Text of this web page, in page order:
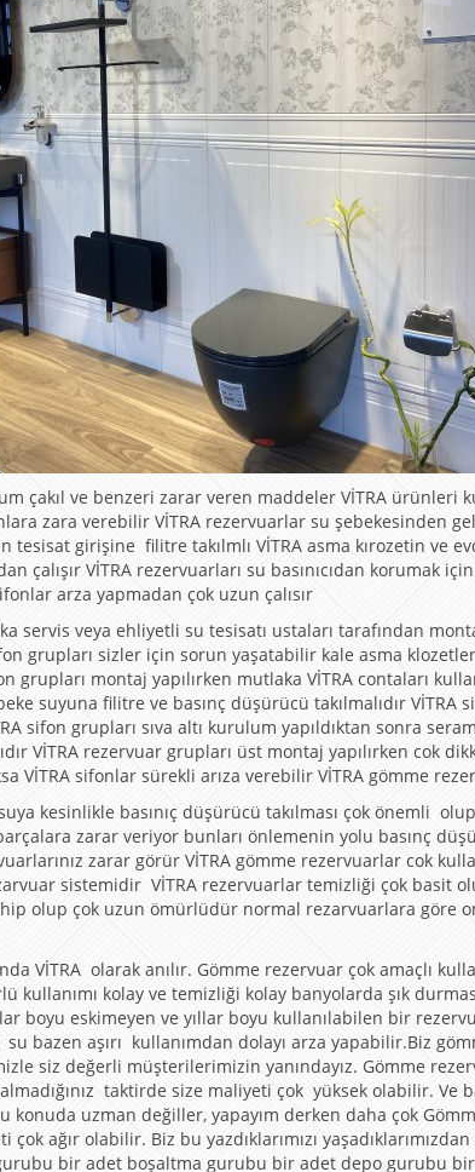
çakıl ve benzeri zarar veren maddeler VİTRA ürünleri
zara verebilir VİTRA rezervuarlar su şebekesinden
girişine filitre takılmlı VİTRA asma kırozetin ve
çalışır VİTRA rezervuarları su basınıcıdan korumak
arza yapmadan çok uzun çalısır
servis veya ehliyetli su tesisatı ustaları tarafından
grupları sizler için sorun yaşatabilir kale asma
montaj yapılırken mutlaka VİTRA contaları
suyuna filitre ve basınç düşürücü takılmalıdır VİTRA
sifon grupları sıva altı kurulum yapıldıktan sonra
VİTRA rezervuar grupları üst montaj yapılırken cok
VİTRA sifonlar sürekli arıza verebilir VİTRA gömme
kesinlikle basınıç düşürücü takılması çok önemli
zarar veriyor bunları önlemenin yolu basınç
zarar görür VİTRA gömme rezervuarlar cok
sistemidir VİTRA rezervuarlar temizliği çok basit
olup çok uzun ömürlüdür normal rezarvuarlara göre
VİTRA olarak anılır. Gömme rezervuar çok amaçlı
kolay ve temizliği kolay banyolarda şık
boyu eskimeyen ve yıllar boyu kullanılabilen bir
bazen aşırı kullanımdan dolayı arza yapabilir.Biz
siz değerli müşterilerimizin yanındayız. Gömme
taktirde size maliyeti çok yüksek olabilir. Ve
uzman değiller, yapayım derken daha çok
ağır olabilir. Biz bu yazdıklarımızı
bir adet boşaltma gurubu bir adet depo gurubu